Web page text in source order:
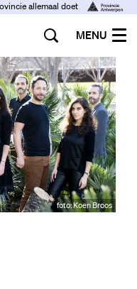
allemaal doet
MENU
foto: Koen Broos